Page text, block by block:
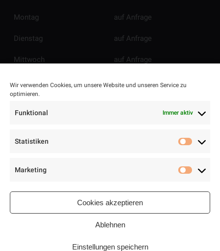
Wir verwenden Cookies, um unsere Website und unseren Service zu
optimieren.
Funktional Immer aktiv
Statistiken
Marketing
Cookies akzeptieren
Ablehnen
Einstellungen speichern
Montag auf Anfrage
Dienstag auf Anfrage
Mittwoch auf Anfrage
Donnerstag auf Anfrage
Sonntag